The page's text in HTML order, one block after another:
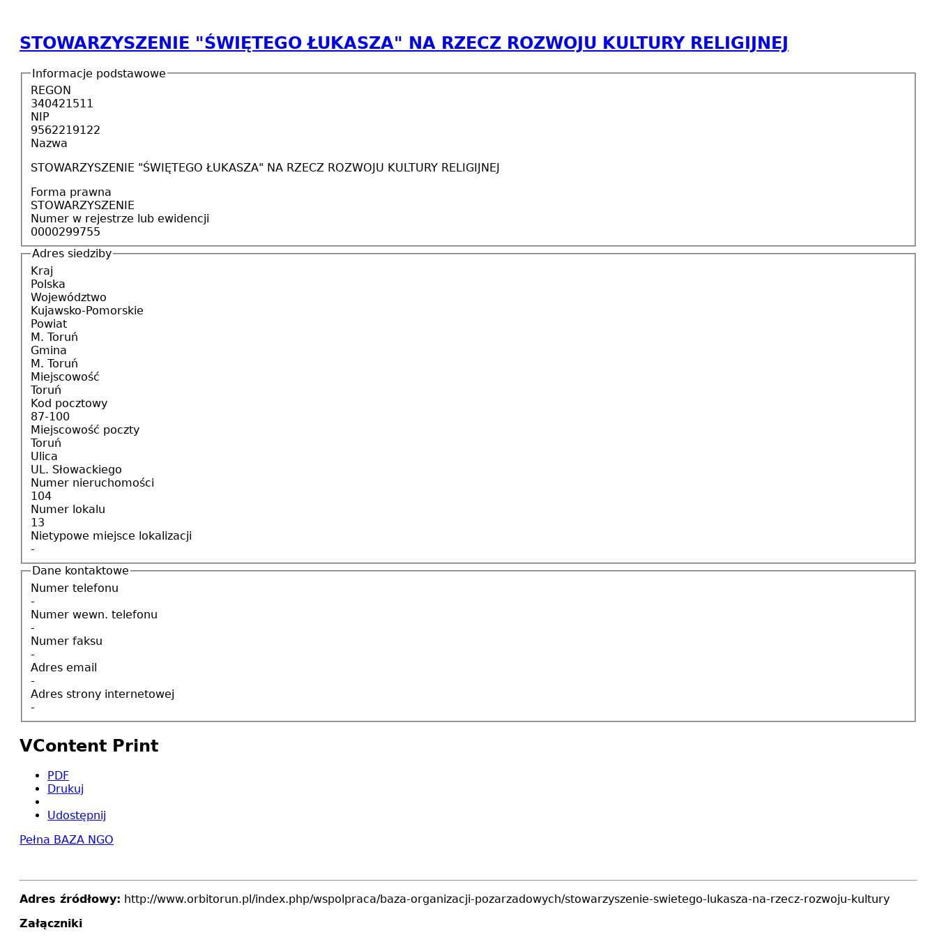
STOWARZYSZENIE "ŚWIĘTEGO ŁUKASZA" NA RZECZ ROZWOJU KULTURY RELIGIJNEJ
Informacje podstawowe
REGON
340421511
NIP
9562219122
Nazwa
STOWARZYSZENIE "ŚWIĘTEGO ŁUKASZA" NA RZECZ ROZWOJU KULTURY RELIGIJNEJ
Forma prawna
STOWARZYSZENIE
Numer w rejestrze lub ewidencji
0000299755
Adres siedziby
Kraj
Polska
Województwo
Kujawsko-Pomorskie
Powiat
M. Toruń
Gmina
M. Toruń
Miejscowość
Toruń
Kod pocztowy
87-100
Miejscowość poczty
Toruń
Ulica
UL. Słowackiego
Numer nieruchomości
104
Numer lokalu
13
Nietypowe miejsce lokalizacji
-
Dane kontaktowe
Numer telefonu
-
Numer wewn. telefonu
-
Numer faksu
-
Adres email
-
Adres strony internetowej
-
VContent Print
PDF
Drukuj
Udostępnij
Pełna BAZA NGO
Adres źródłowy: http://www.orbitorun.pl/index.php/wspolpraca/baza-organizacji-pozarzadowych/stowarzyszenie-swietego-lukasza-na-rzecz-rozwoju-kultury
Załączniki